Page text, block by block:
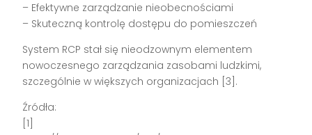
– Efektywne zarządzanie nieobecnościami
– Skuteczną kontrolę dostępu do pomieszczeń
System RCP stał się nieodzownym elementem
nowoczesnego zarządzania zasobami ludzkimi,
szczególnie w większych organizacjach [3].
Źródła:
[1]